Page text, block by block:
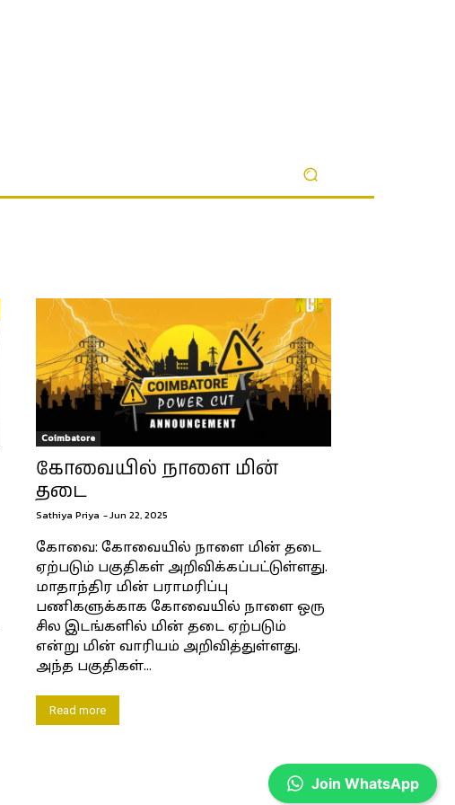
Coimbatore
கோவையில் நாளை மின்
தடை
Sathiya Priya -Jun 22, 2025
கோவை: கோவையில் நாளை மின் தடை
ஏற்படும் பகுதிகள் அறிவிக்கப்பட்டுள்ளது.
மாதாந்திர மின் பராமரிப்பு
பணிகளுக்காக கோவையில் நாளை ஒரு
சில இடங்களில் மின் தடை ஏற்படும்
என்று மின் வாரியம் அறிவித்துள்ளது.
அந்த பகுதிகள்...
Read more
Join WhatsApp